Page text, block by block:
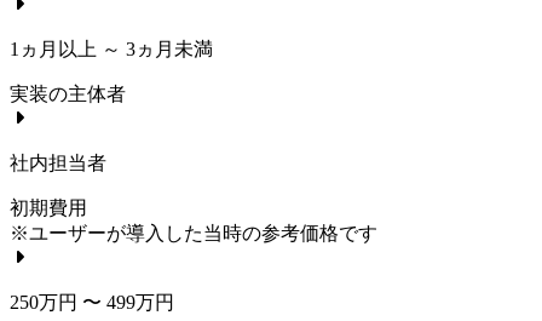
1ヵ月以上 ～ 3ヵ月未満
実装の主体者
社内担当者
初期費用
※ユーザーが導入した当時の参考価格です
250万円 〜 499万円